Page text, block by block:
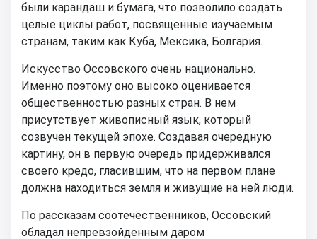
были карандаш и бумага, что позволило создать
целые циклы работ, посвященные изучаемым
странам, таким как Куба, Мексика, Болгария.
Искусство Оссовского очень национально.
Именно поэтому оно высоко оценивается
общественностью разных стран. В нем
присутствует живописный язык, который
созвучен текущей эпохе. Создавая очередную
картину, он в первую очередь придерживался
своего кредо, гласившим, что на первом плане
должна находиться земля и живущие на ней люди.
По рассказам соотечественников, Оссовский
обладал непревзойденным даром